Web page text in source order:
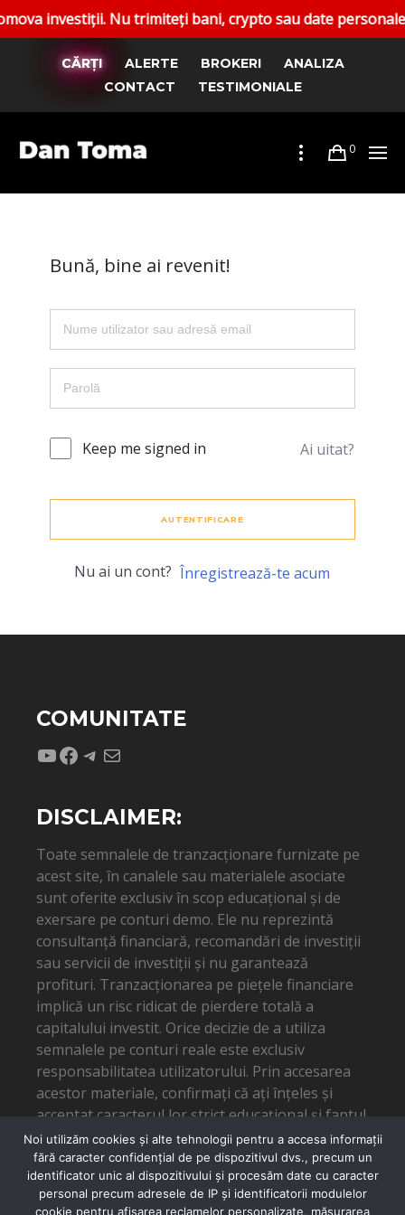
investiții. Nu trimiteți bani, crypto sau date
CĂRȚI ALERTE BROKERI
ANALIZA
CONTACT
TESTIMONIALE
0
Bună, bine ai revenit!
Keep me signed in Ai uitat?
AUTENTIFICARE
Nu ai un cont? Înregistrează-te acum
COMUNITATE
YouTube
Facebook
Telegram
Mail
DISCLAIMER:
Toate semnalele de tranzacționare furnizate pe
acest site, în canalele sau materialele asociate
sunt oferite exclusiv în scop educațional și de
exersare pe conturi demo. Ele nu reprezintă
consultanță financiară, recomandări de investiții
sau servicii de investiții și nu garantează
profituri. Tranzacționarea pe piețele financiare
implică un risc ridicat de pierdere totală a
capitalului investit. Orice decizie de a utiliza
semnalele pe conturi reale este exclusiv
responsabilitatea utilizatorului. Prin accesarea
acestor materiale, confirmați că ați înțeles și
acceptat caracterul lor strict educațional și faptul
că autorul nu poate fi tras la răspundere pentru
eventuale pierderi financiare.
Noi utilizăm cookies și alte tehnologii pentru a accesa informații
fără caracter confidențial de pe dispozitivul dvs., precum un
identificator unic al dispozitivului și procesăm date cu caracter
personal precum adresele de IP și identificatorii modulelor
cookie pentru afișarea reclamelor personalizate, măsurarea